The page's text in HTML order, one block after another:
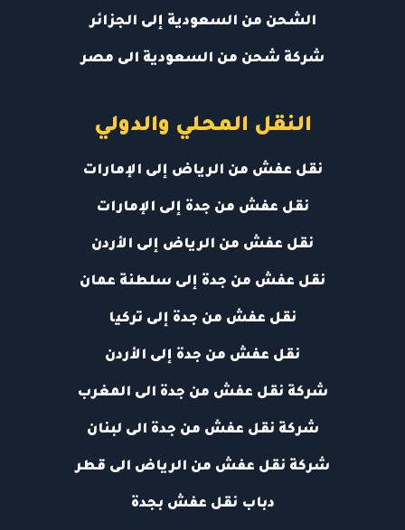
الشحن من السعودية إلى الجزائر
شركة شحن من السعودية الى مصر
النقل المحلي والدولي
نقل عفش من الرياض إلى الإمارات
نقل عفش من جدة إلى الإمارات
نقل عفش من الرياض إلى الأردن
نقل عفش من جدة إلى سلطنة عمان
نقل عفش من جدة إلى تركيا
نقل عفش من جدة إلى الأردن
شركة نقل عفش من جدة الى المغرب
شركة نقل عفش من جدة الى لبنان
شركة نقل عفش من الرياض الى قطر
دباب نقل عفش بجدة